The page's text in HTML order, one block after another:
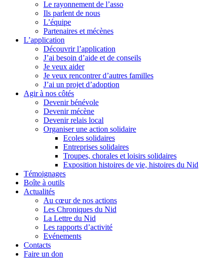
Le rayonnement de l’asso
Ils parlent de nous
L’équipe
Partenaires et mécènes
L’application
Découvrir l’application
J’ai besoin d’aide et de conseils
Je veux aider
Je veux rencontrer d’autres familles
J’ai un projet d’adoption
Agir à nos côtés
Devenir bénévole
Devenir mécène
Devenir relais local
Organiser une action solidaire
Ecoles solidaires
Entreprises solidaires
Troupes, chorales et loisirs solidaires
Exposition histoires de vie, histoires du Nid
Témoignages
Boîte à outils
Actualités
Au cœur de nos actions
Les Chroniques du Nid
La Lettre du Nid
Les rapports d’activité
Evénements
Contacts
Faire un don